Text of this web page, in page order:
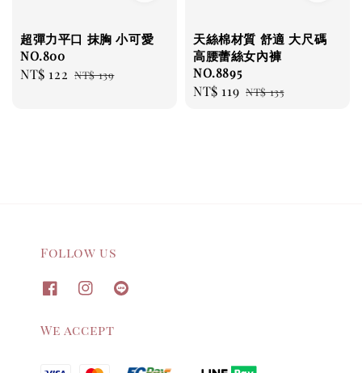
超彈力平口 抹胸 小可愛
NO.800
Sale
NT$ 122 Regular
NT$ 139
天絲棉材質 舒適 大尺碼
高腰蕾絲女內褲
NO.8895
Sale
NT$ 119 Regular
NT$ 135
Follow us
We accept